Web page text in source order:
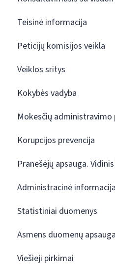
Teisinė informacija
Peticijų komisijos veikla
Veiklos sritys
Kokybės vadyba
Mokesčių administravimo
Korupcijos prevencija
Pranešėjų apsauga.
Administracinė informacija
Statistiniai duomenys
Asmens duomenų apsauga
Viešieji pirkimai